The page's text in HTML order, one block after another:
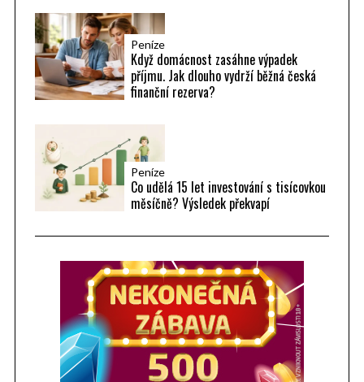
Peníze
Když domácnost zasáhne výpadek
příjmu. Jak dlouho vydrží běžná česká
finanční rezerva?
Peníze
Co udělá 15 let investování s tisícovkou
měsíčně? Výsledek překvapí